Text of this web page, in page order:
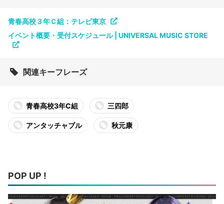
青春高校３年Ｃ組：テレビ東京
イベント概要・受付スケジュール | UNIVERSAL MUSIC STORE
関連キーフレーズ
青春高校3年C組 三四郎
アンタッチャブル 秋元康
POP UP !